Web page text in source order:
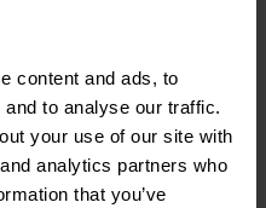
content and ads, to
to analyse our traffic.
your use of our site with
analytics partners who
that you’ve
exposure
categorie erkent. Dat
nu volgt, bevestigt
zien: bedrijven willen
aanvalsoppervlak,